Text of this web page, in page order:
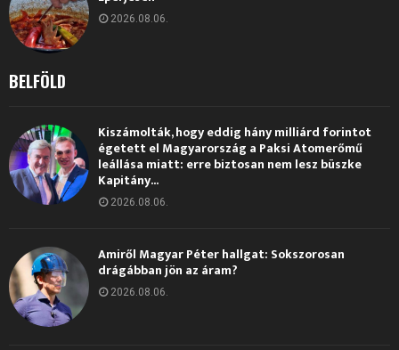
2026.08.06.
BELFÖLD
Kiszámolták, hogy eddig hány milliárd forintot
égetett el Magyarország a Paksi Atomerőmű
leállása miatt: erre biztosan nem lesz büszke
Kapitány...
2026.08.06.
Amiről Magyar Péter hallgat: Sokszorosan
drágábban jön az áram?
2026.08.06.